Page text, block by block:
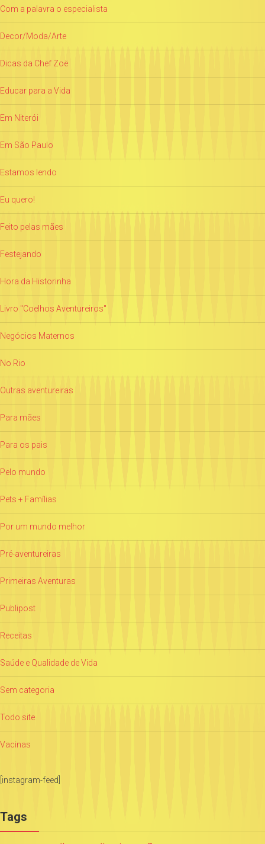
Com a palavra o especialista
Decor/Moda/Arte
Dicas da Chef Zoë
Educar para a Vida
Em Niterói
Em São Paulo
Estamos lendo
Eu quero!
Feito pelas mães
Festejando
Hora da Historinha
Livro "Coelhos Aventureiros"
Negócios Maternos
No Rio
Outras aventureiras
Para mães
Para os pais
Pelo mundo
Pets + Famílias
Por um mundo melhor
Pré-aventureiras
Primeiras Aventuras
Publipost
Receitas
Saúde e Qualidade de Vida
Sem categoria
Todo site
Vacinas
[instagram-feed]
Tags